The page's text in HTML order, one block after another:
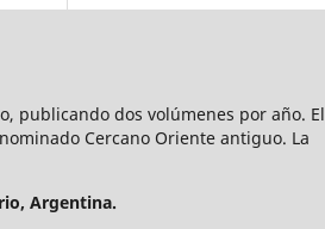
publicando dos volúmenes por año. El
Cercano Oriente antiguo. La
Argentina.